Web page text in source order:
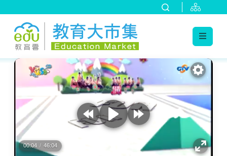
:::
00:04 / 46:04